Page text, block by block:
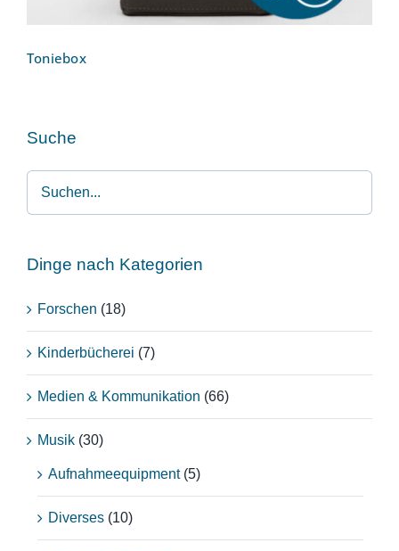
Toniebox
Suche
Dinge nach Kategorien
Forschen (18)
Kinderbücherei (7)
Medien & Kommunikation (66)
Musik (30)
Aufnahmeequipment (5)
Diverses (10)